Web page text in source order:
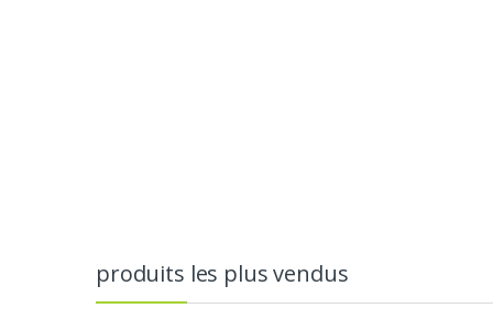
produits les plus vendus